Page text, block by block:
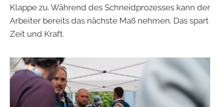
Klappe zu. Während des Schneidprozesses kann der
Arbeiter bereits das nächste Maß nehmen. Das spart
Zeit und Kraft.